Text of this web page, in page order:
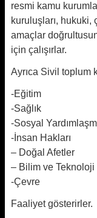
resmi kamu
kuruluşları,
amaçlar
için çalışırlar.
Ayrıca Sivil toplum
-Eğitim
-Sağlık
-Sosyal
-İnsan Hakları
– Doğal Afetler
– Bilim ve Teknoloji
-Çevre
Faaliyet gösterirler.